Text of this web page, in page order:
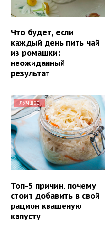
Что будет, если
каждый день пить чай
из ромашки:
неожиданный
результат
ЛУЧШЕЕ
Топ-5 причин, почему
стоит добавить в свой
рацион квашеную
капусту